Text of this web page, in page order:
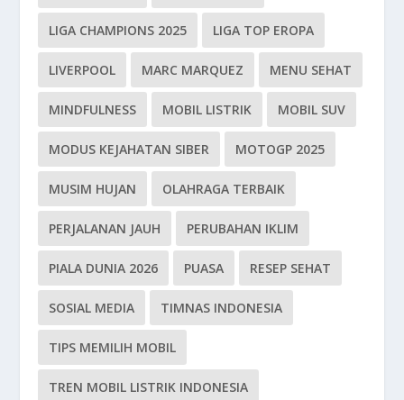
LIGA CHAMPIONS 2025 LIGA TOP EROPA
LIVERPOOL MARC MARQUEZ MENU SEHAT
MINDFULNESS MOBIL LISTRIK MOBIL SUV
MODUS KEJAHATAN SIBER MOTOGP 2025
MUSIM HUJAN OLAHRAGA TERBAIK
PERJALANAN JAUH PERUBAHAN IKLIM
PIALA DUNIA 2026 PUASA RESEP SEHAT
SOSIAL MEDIA TIMNAS INDONESIA
TIPS MEMILIH MOBIL
TREN MOBIL LISTRIK INDONESIA